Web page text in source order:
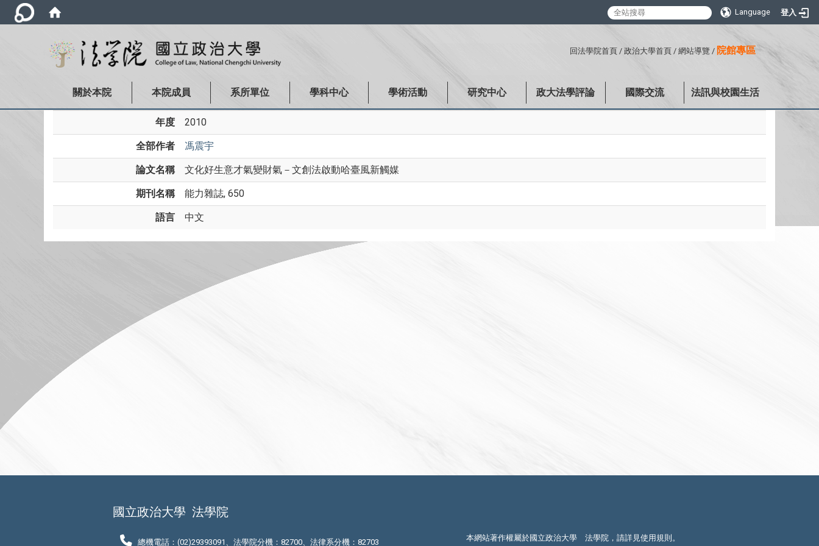
Language 登入
回法學院首頁 / 政治大學首頁 / 網站導覽 / 院館專區
關於本院 本院成員 系所單位 學科中心 學術活動 研究中心 政大法學評論 國際交流 法訊與校園生活
年度 2010
全部作者 馮震宇
論文名稱 文化好生意才氣變財氣－文創法啟動哈臺風新觸媒
期刊名稱 能力雜誌, 650
語言 中文
國立政治大學 法學院
總機電話：(02)29393091、法學院分機：82700、法律系分機：82703 本網站著作權屬於國立政治大學 法學院，請詳見使用規則 。